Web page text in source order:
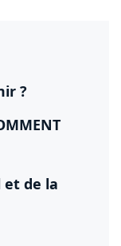
?
et de la